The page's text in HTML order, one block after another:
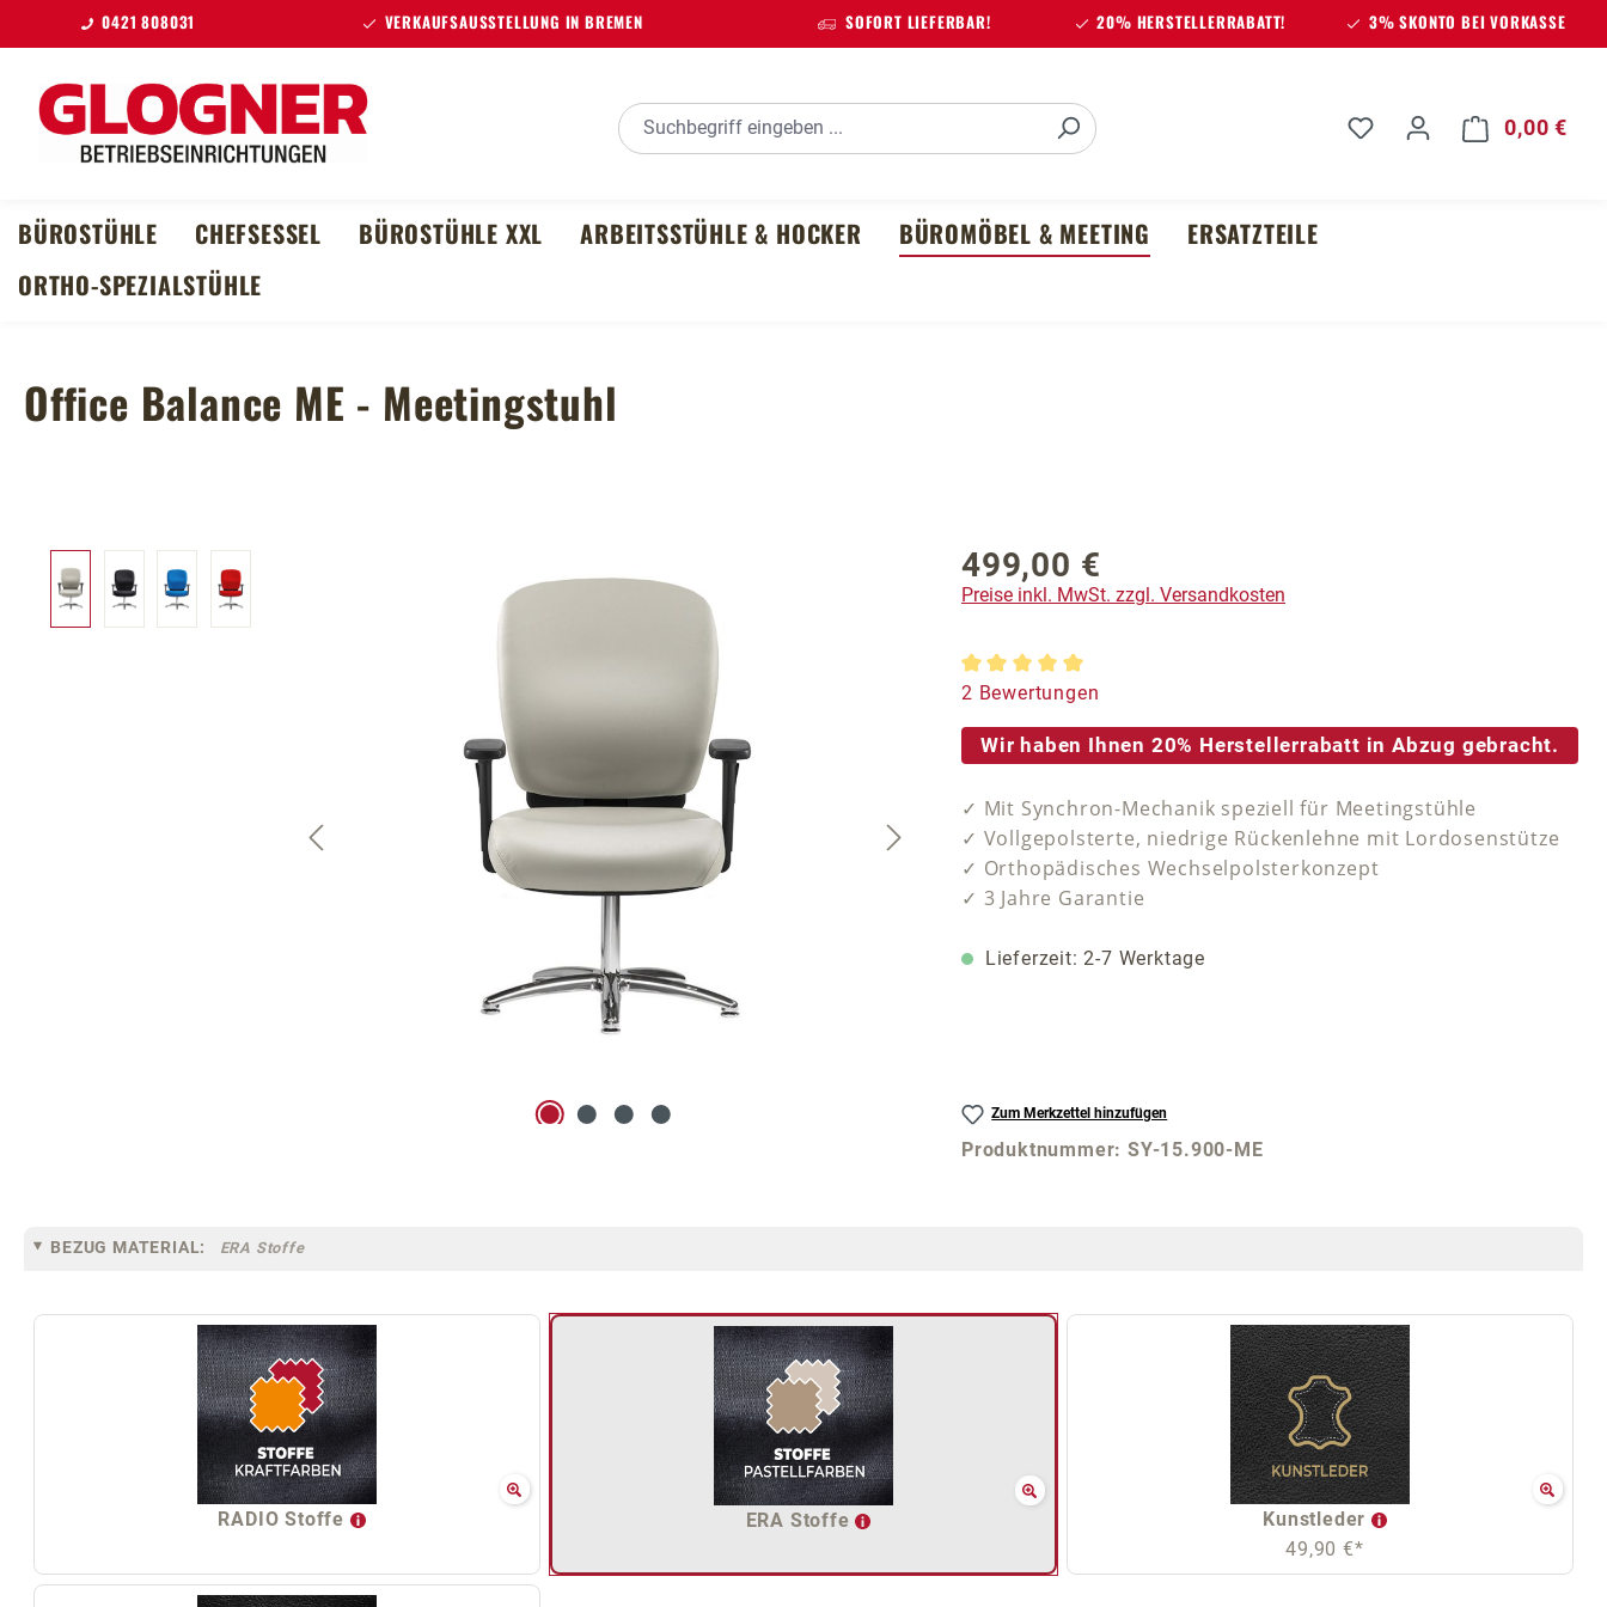
Hauptinhalt springen
Zur Suche springen
Zur Hauptnavigation springen
0421 808031 VERKAUFSAUSSTELLUNG IN BREMEN SOFORT LIEFERBAR! 20% HERSTELLERRABATT! 3% SKONTO BEI VORKASSE
Du hast 0 Produkte auf
0,00 €
BÜROSTÜHLE CHEFSESSEL BÜROSTÜHLE XXL ARBEITSSTÜHLE & HOCKER BÜROMÖBEL & MEETING
ERSATZTEILE
ORTHO-SPEZIALSTÜHLE
Office Balance ME - Meetingstuhl
Bildergalerie überspringen Regulärer Preis:
499,00 €
Preise inkl. MwSt. zzgl. Versandkosten
Durchschnittliche Bewertung von 5 von 5 Sternen
2 Bewertungen
Wir haben Ihnen 20% Herstellerrabatt in Abzug gebracht.
✓ Mit Synchron-Mechanik speziell für Meetingstühle
✓ Vollgepolsterte, niedrige Rückenlehne mit Lordosenstütze
✓ Orthopädisches Wechselpolsterkonzept
✓ 3 Jahre Garantie
Lieferzeit: 2-7 Werktage
Zum Merkzettel hinzufügen
Produktnummer:SY-15.900-ME
BEZUG MATERIAL: ERA Stoffe
RADIO Stoffe ERA Stoffe
Kunstleder
49,90 €*